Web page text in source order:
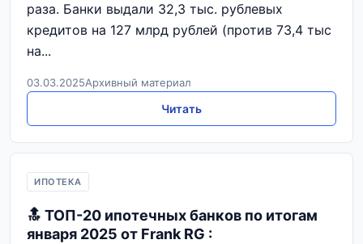
раза. Банки выдали 32,3 тыс. рублевых
кредитов на 127 млрд рублей (против 73,4 тыс
на...
03.03.2025Архивный материал
Читать
ИПОТЕКА
🔝 ТОП-20 ипотечных банков по итогам
января 2025 от Frank RG :